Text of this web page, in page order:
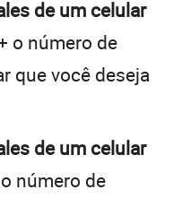
de um celular
o número de
que você deseja
de um celular
número de